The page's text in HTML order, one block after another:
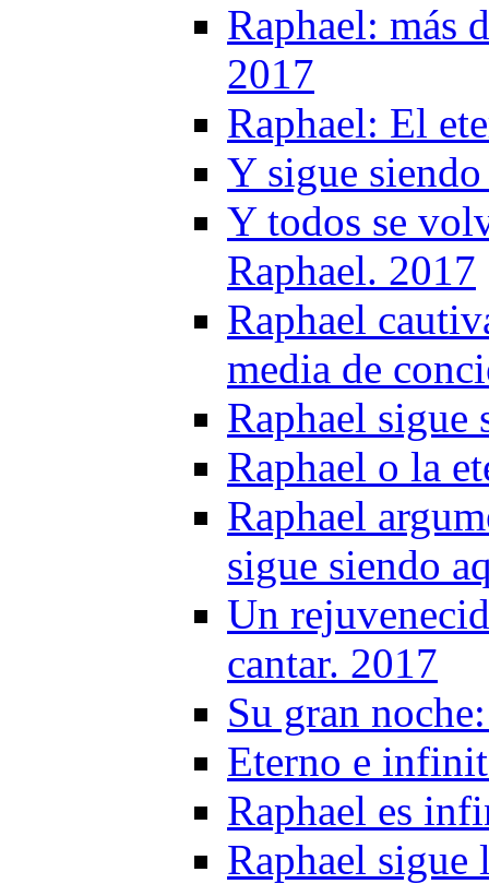
Raphael: más
2017
Raphael: El
Y sigue
Y todos se
Raphael. 2017
Raphael
media de
Raphael sigue
Raphael o la
Raphael
sigue siendo
Un
cantar. 2017
Su gran
Eterno e
Raphael es
Raphael sigue